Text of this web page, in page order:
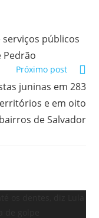
públicos
Pedrão
Próximo post
juninas em 283
e em oito
bairros de Salvador